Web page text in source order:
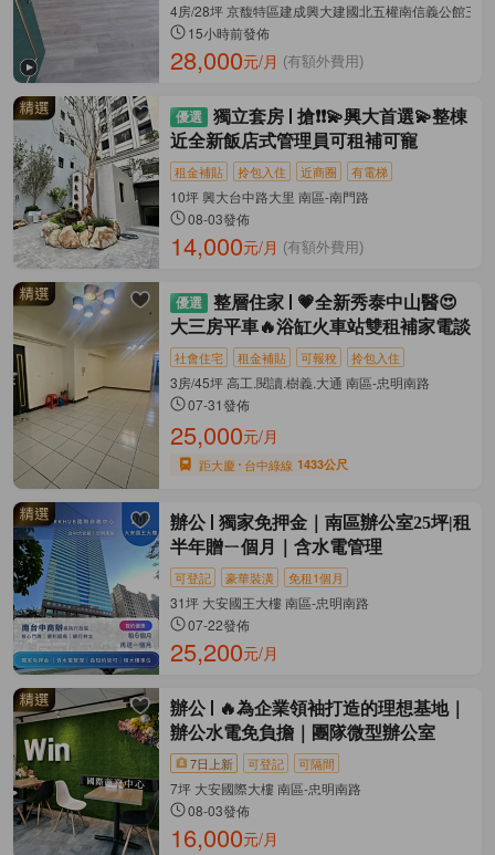
4房/28坪 京馥特區建成興大建國北五權南信義公館三
15小時前發佈
28,000元/月 (有額外費用)
獨立套房
搶❗❗💫興大首選💫整棟
近全新飯店式管理員可租補可寵
租金補貼 拎包入住 近商圈 有電梯
10坪 興大台中路大里 南區-南門路
08-03發佈
14,000元/月 (有額外費用)
整層住家
💗全新秀泰中山醫😍
大三房平車🔥浴缸火車站雙租補家電談
社會住宅 租金補貼 可報稅 拎包入住
3房/45坪 高工.閱讀.樹義.大通 南區-忠明南路
07-31發佈
25,000元/月
距大慶 台中綠線 1433公尺
辦公
獨家免押金｜南區辦公室25坪|租
半年贈ㄧ個月｜含水電管理
可登記 豪華裝潢 免租1個月
31坪 大安國王大樓 南區-忠明南路
07-22發佈
25,200元/月
辦公
🔥為企業領袖打造的理想基地｜
辦公水電免負擔｜團隊微型辦公室
7日上新 可登記 可隔間
7坪 大安國際大樓 南區-忠明南路
08-03發佈
16,000元/月